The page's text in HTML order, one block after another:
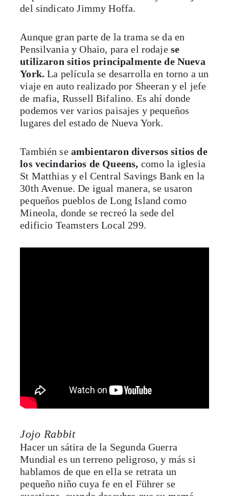
del sindicato Jimmy Hoffa.
Aunque gran parte de la trama se da en
Pensilvania y Ohaio, para el rodaje se
utilizaron sitios principalmente de Nueva
York. La película se desarrolla en torno a un
viaje en auto realizado por Sheeran y el jefe
de mafia, Russell Bifalino. Es ahí donde
podemos ver varios paisajes y pequeños
lugares del estado de Nueva York.
También seambientaron diversos sitios de
los vecindarios de Queens, como la iglesia
St Matthias y el Central Savings Bank en la
30th Avenue. De igual manera, se usaron
pequeños pueblos de Long Island como
Mineola, donde se recreó la sede del
edificio Teamsters Local 299.
Jojo Rabbit
Hacer un sátira de la Segunda Guerra
Mundial es un terreno peligroso, y más si
hablamos de que en ella se retrata un
pequeño niño cuya fe en el Führer se